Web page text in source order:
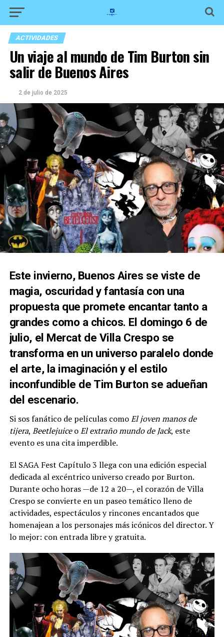
ACTIVIDADES
Un viaje al mundo de Tim Burton sin
salir de Buenos Aires
2 de julio de 2025
Este invierno, Buenos Aires se viste de
magia, oscuridad y fantasía con una
propuesta que promete encantar tanto a
grandes como a chicos. El domingo 6 de
julio, el Mercat de Villa Crespo se
transforma en un universo paralelo donde
el arte, la imaginación y el estilo
inconfundible de Tim Burton se adueñan
del escenario.
Si sos fanático de películas comoEl joven manos de
tijera, BeetlejuiceoEl extraño mundo de Jack, este
evento es una cita imperdible.
El SAGA Fest Capítulo 3 llega con una edición especial
dedicada al excéntrico universo creado por Burton.
Durante ocho horas —de 12 a 20—, el corazón de Villa
Crespo se convierte en un paseo temático lleno de
actividades, espectáculos y rincones encantados que
homenajean a los personajes más icónicos del director. Y
lo mejor: con entrada libre y gratuita.